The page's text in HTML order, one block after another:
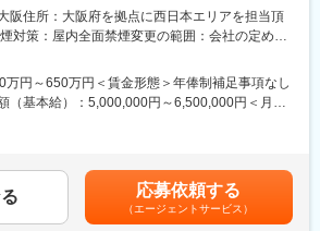
究・臨床開発、営業・マーケティング、ブラン
ルティングと、医薬品等のプロダクトライフサ
イフサイエンスなど様々なプロダクトを持つ顧
いて深い専門知識を有するスタッフが知識や経
の定める業務
イアント製薬企業でのMSL業務に携わります。
して、医学・科学的なエビデンスや高度な専門
りがいのあるお仕事です。
KOL（キーオピニオンリーダー）のマネジメント
育成
情報提供
阪住所：大阪府を拠点に西日本エリアを担当頂
対策：屋内全面禁煙変更の範囲：会社の定める
万円～650万円＜賃金形態＞年俸制補足事項なし
（基本給）：5,000,000円～6,500,000円＜月額
じて上下する可能性があります。月給(月額)は固
記です。
応募依頼する
（エージェントサービス）